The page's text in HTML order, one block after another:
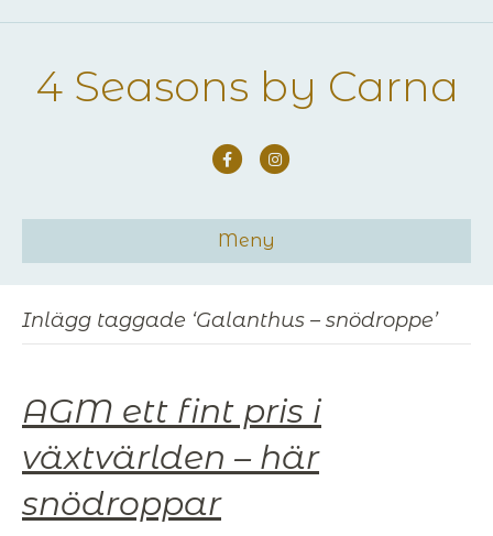
4 Seasons by Carna
FacebookInstagram
Meny
Inlägg taggade ‘Galanthus – snödroppe’
AGM ett fint pris i
växtvärlden – här
snödroppar